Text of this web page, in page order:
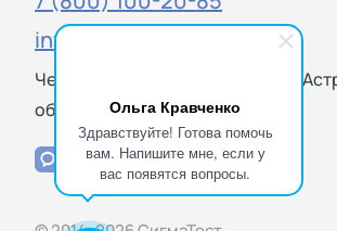
Ольга Кравченко
Здравствуйте! Готова помочь
вам. Напишите мне, если у
вас появятся вопросы.
info@sigmatest.ru
Челябинская ул., 1А, Астрахань,
обл., 414024